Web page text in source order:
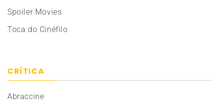
Spoiler Movies
Toca do Cinéfilo
CRÍTICA
Abraccine